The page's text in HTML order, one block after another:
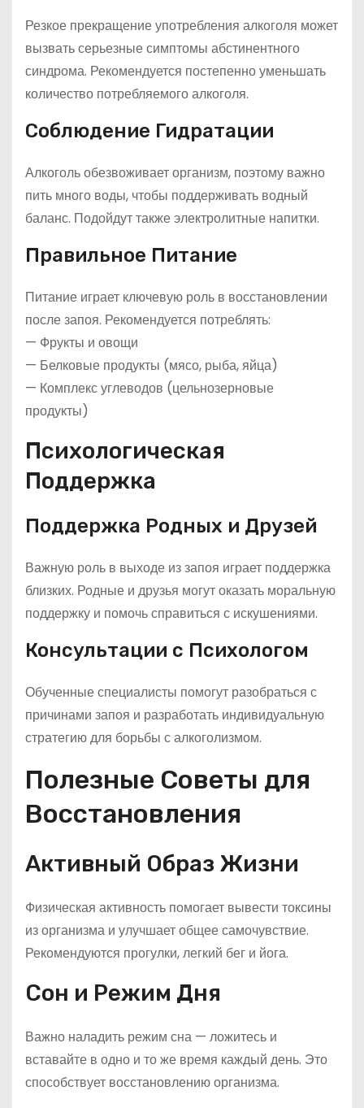
Резкое прекращение употребления алкоголя может
вызвать серьезные симптомы абстинентного
синдрома. Рекомендуется постепенно уменьшать
количество потребляемого алкоголя.
Соблюдение Гидратации
Алкоголь обезвоживает организм, поэтому важно
пить много воды, чтобы поддерживать водный
баланс. Подойдут также электролитные напитки.
Правильное Питание
Питание играет ключевую роль в восстановлении
после запоя. Рекомендуется потреблять:
— Фрукты и овощи
— Белковые продукты (мясо, рыба, яйца)
— Комплекс углеводов (цельнозерновые
продукты)
Психологическая
Поддержка
Поддержка Родных и Друзей
Важную роль в выходе из запоя играет поддержка
близких. Родные и друзья могут оказать моральную
поддержку и помочь справиться с искушениями.
Консультации с Психологом
Обученные специалисты помогут разобраться с
причинами запоя и разработать индивидуальную
стратегию для борьбы с алкоголизмом.
Полезные Советы для
Восстановления
Активный Образ Жизни
Физическая активность помогает вывести токсины
из организма и улучшает общее самочувствие.
Рекомендуются прогулки, легкий бег и йога.
Сон и Режим Дня
Важно наладить режим сна — ложитесь и
вставайте в одно и то же время каждый день. Это
способствует восстановлению организма.